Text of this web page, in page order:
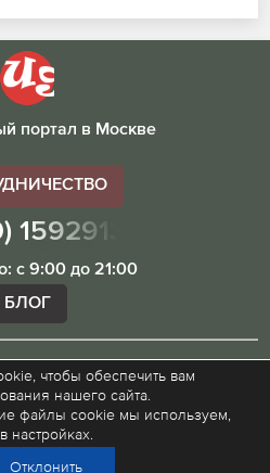
портал в Москве
1592913
с 9:00 до 21:00
БЛОГ
носит исключительно
и не является публичной
чтобы обеспечить вам
нашего сайта.
файлы cookie мы используем,
настройках.
Отклонить